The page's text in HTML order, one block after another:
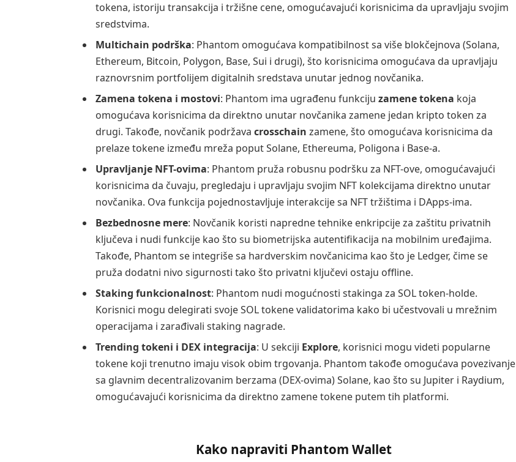
tokena, istoriju transakcija i tržišne cene, omogućavajući korisnicima da upravljaju svojim
sredstvima.
Multichain podrška: Phantom omogućava kompatibilnost sa više blokčejnova (Solana,
Ethereum, Bitcoin, Polygon, Base, Sui i drugi), što korisnicima omogućava da upravljaju
raznovrsnim portfolijem digitalnih sredstava unutar jednog novčanika.
Zamena tokena i mostovi: Phantom ima ugrađenu funkciju zamene tokena koja
omogućava korisnicima da direktno unutar novčanika zamene jedan kripto token za
drugi. Takođe, novčanik podržava crosschain zamene, što omogućava korisnicima da
prelaze tokene između mreža poput Solane, Ethereuma, Poligona i Base-a.
Upravljanje NFT-ovima: Phantom pruža robusnu podršku za NFT-ove, omogućavajući
korisnicima da čuvaju, pregledaju i upravljaju svojim NFT kolekcijama direktno unutar
novčanika. Ova funkcija pojednostavljuje interakcije sa NFT tržištima i DApps-ima.
Bezbednosne mere: Novčanik koristi napredne tehnike enkripcije za zaštitu privatnih
ključeva i nudi funkcije kao što su biometrijska autentifikacija na mobilnim uređajima.
Takođe, Phantom se integriše sa hardverskim novčanicima kao što je Ledger, čime se
pruža dodatni nivo sigurnosti tako što privatni ključevi ostaju offline.
Staking funkcionalnost: Phantom nudi mogućnosti stakinga za SOL token-holde.
Korisnici mogu delegirati svoje SOL tokene validatorima kako bi učestvovali u mrežnim
operacijama i zarađivali staking nagrade.
Trending tokeni i DEX integracija: U sekciji Explore, korisnici mogu videti popularne
tokene koji trenutno imaju visok obim trgovanja. Phantom takođe omogućava povezivanje
sa glavnim decentralizovanim berzama (DEX-ovima) Solane, kao što su Jupiter i Raydium,
omogućavajući korisnicima da direktno zamene tokene putem tih platformi.
Kako napraviti Phantom Wallet